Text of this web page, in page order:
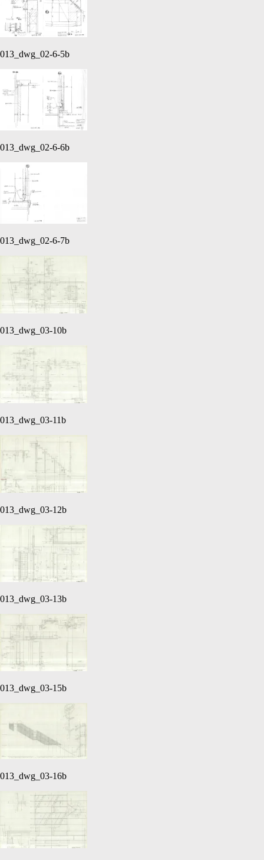
013_dwg_02-6-5b
013_dwg_02-6-6b
013_dwg_02-6-7b
013_dwg_03-10b
013_dwg_03-11b
013_dwg_03-12b
013_dwg_03-13b
013_dwg_03-15b
013_dwg_03-16b